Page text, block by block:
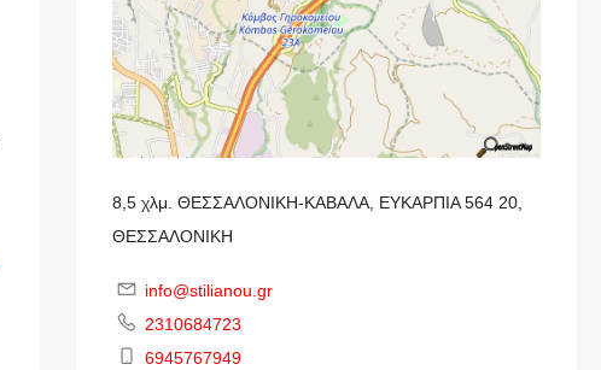
8,5 χλμ. ΘΕΣΣΑΛΟΝΙΚΗ-ΚΑΒΑΛΑ, ΕΥΚΑΡΠΙΑ 564 20,
ΘΕΣΣΑΛΟΝΙΚΗ
info@stilianou.gr
2310684723
6945767949